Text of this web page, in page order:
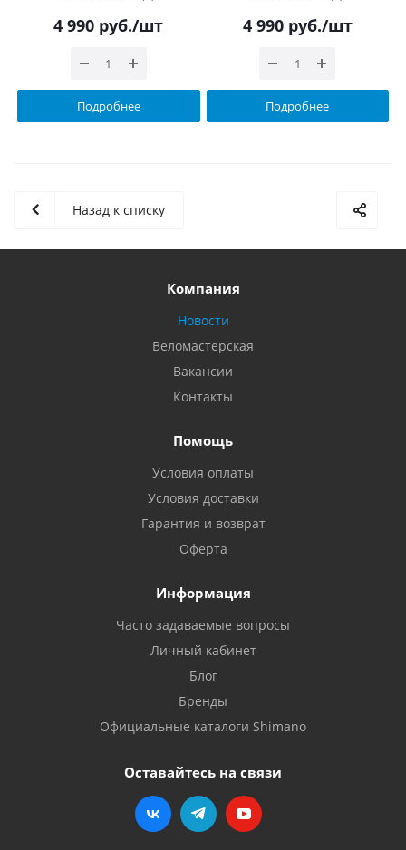
4 990 руб./шт
Подробнее
4 990руб./шт
Подробнее
Назад к списку
Компания
Новости
Веломастерская
Вакансии
Контакты
Помощь
Условия оплаты
Условия доставки
Гарантия и возврат
Оферта
Информация
Часто задаваемые вопросы
Личный кабинет
Блог
Бренды
Официальные каталоги Shimano
Оставайтесь на связи